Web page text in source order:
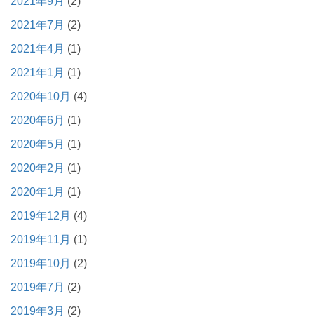
2021年7月 (2)
2021年4月 (1)
2021年1月 (1)
2020年10月 (4)
2020年6月 (1)
2020年5月 (1)
2020年2月 (1)
2020年1月 (1)
2019年12月 (4)
2019年11月 (1)
2019年10月 (2)
2019年7月 (2)
2019年3月 (2)